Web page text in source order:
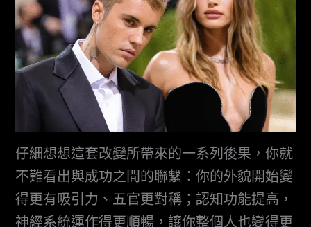
仔細想想這套改變所帶來的一系列後果，你就
不難看出與成功之間的聯繫：你的外貌開始變
得更有吸引力、五官更對稱；認知功能提高，
神經系統運作得更順暢，讓你整個人也變得更